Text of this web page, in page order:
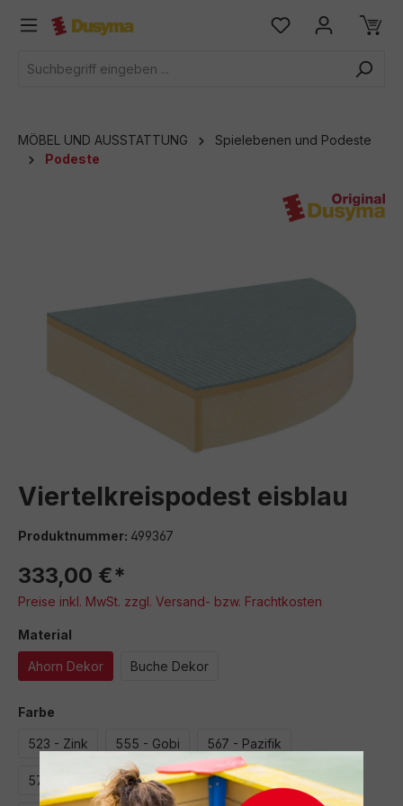
springen
MÖBEL UND AUSSTATTUNG
Spielebenen und Podeste
Podeste
Viertelkreispodest eisblau
Produktnummer: 499367
333,00 €*
Preise inkl. MwSt. zzgl. Versand- bzw. Frachtkosten
Material
Ahorn Dekor Buche Dekor
Farbe
523 - Zink 555 - Gobi 567 - Pazifik
575 - Mitternacht 580 - Apfel